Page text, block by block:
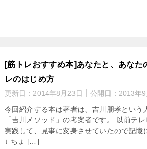
[筋トレおすすめ本]あなたと、あなた
レのはじめ方
更新日： 2014年8月23日 公開日： 2013年9
今回紹介する本は著者は、吉川朋孝という
「吉川メソッド」の考案者です。 以前テ
実践して、見事に変身させていたので記憶
↓ ちょ […]